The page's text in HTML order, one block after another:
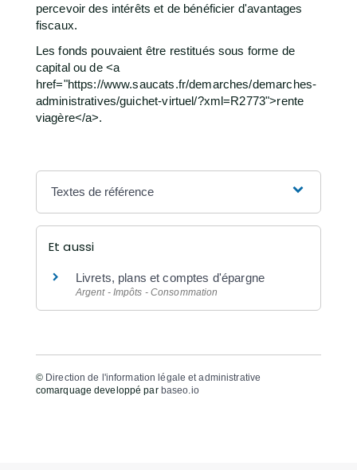
percevoir des intérêts et de bénéficier d'avantages
fiscaux.
Les fonds pouvaient être restitués sous forme de
capital ou de <a
href="https://www.saucats.fr/demarches/demarches-
administratives/guichet-virtuel/?xml=R2773">rente
viagère</a>.
Textes de référence
Et aussi
Livrets, plans et comptes d'épargne
Argent - Impôts - Consommation
© Direction de l'information légale et administrative
comarquage developpé par baseo.io